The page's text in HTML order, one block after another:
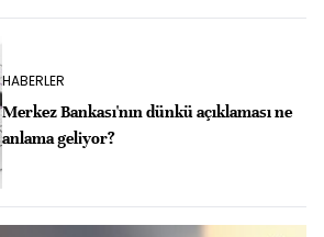
HABERLER
Merkez Bankası'nın dünkü açıklaması ne
anlama geliyor?